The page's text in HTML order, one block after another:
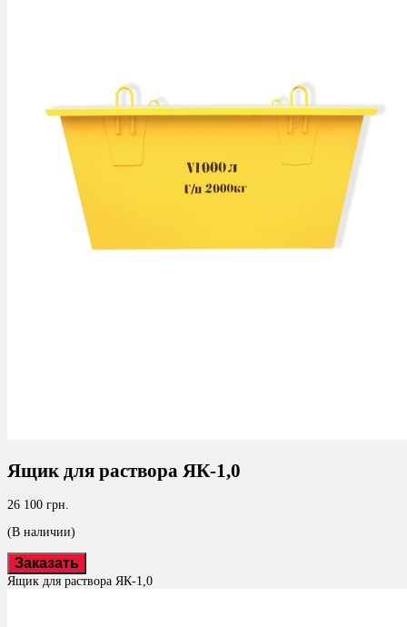
Ящик для раствора ЯК-1,0
26 100 грн.
(В наличии)
Заказать
Ящик для раствора ЯК-1,0